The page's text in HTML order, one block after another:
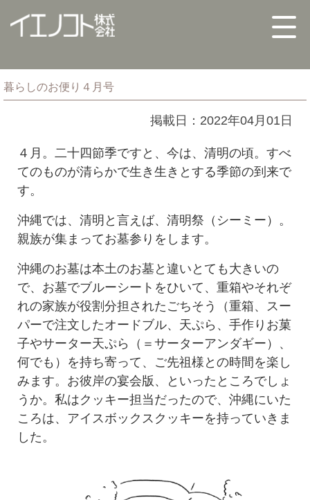
暮らしのお便り４月号
掲載日：2022年04月01日
４月。二十四節季ですと、今は、清明の頃。すべ
てのものが清らかで生き生きとする季節の到来で
す。
沖縄では、清明と言えば、清明祭（シーミー）。
親族が集まってお墓参りをします。
沖縄のお墓は本土のお墓と違いとても大きいの
で、お墓でブルーシートをひいて、重箱やそれぞ
れの家族が役割分担されたごちそう（重箱、スー
パーで注文したオードブル、天ぷら、手作りお菓
子やサーター天ぷら（＝サーターアンダギー）、
何でも）を持ち寄って、ご先祖様との時間を楽し
みます。お彼岸の宴会版、といったところでしょ
うか。私はクッキー担当だったので、沖縄にいた
ころは、アイスボックスクッキーを持っていきま
した。